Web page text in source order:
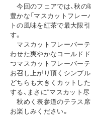
今回のフェアでは、秋の
豊かな「マスカットフレー
トの風味を紅茶で最大限
す。
マスカットフレーバー
わせた爽やかなコールドド
つマスカットフレーバー
お召し上がり頂くシンプル
どちらも大きくカットし
する、まさに“マスカット
秋めく表参道のテラス
お楽しみください。